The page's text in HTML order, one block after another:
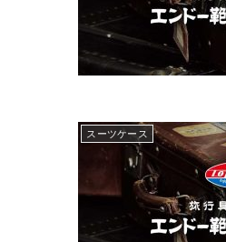
スーツケース